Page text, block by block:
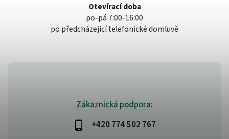
Zákaznická podpora:
+420 774 502 767
Otevírací doba
po-pá 7:00-16:00
po předcházející telefonické domluvě